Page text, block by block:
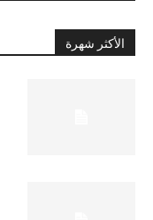
الأكثر شهرة